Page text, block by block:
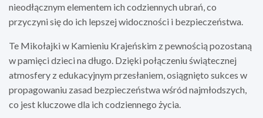
nieodłącznym elementem ich codziennych ubrań, co
przyczyni się do ich lepszej widoczności i bezpieczeństwa.
Te Mikołajki w Kamieniu Krajeńskim z pewnością pozostaną
w pamięci dzieci na długo. Dzięki połączeniu świątecznej
atmosfery z edukacyjnym przesłaniem, osiągnięto sukces w
propagowaniu zasad bezpieczeństwa wśród najmłodszych,
co jest kluczowe dla ich codziennego życia.